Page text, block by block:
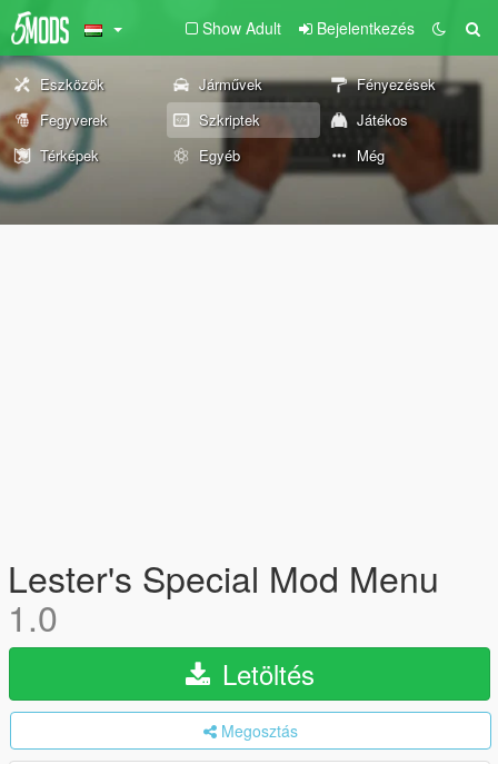
Show Adult Bejelentkezés
Eszközök Járművek
Fényezések
Fegyverek
Szkriptek
Játékos
Térképek
Egyéb Még
Lester's Special Mod Menu
1.0
Letöltés
Megosztás